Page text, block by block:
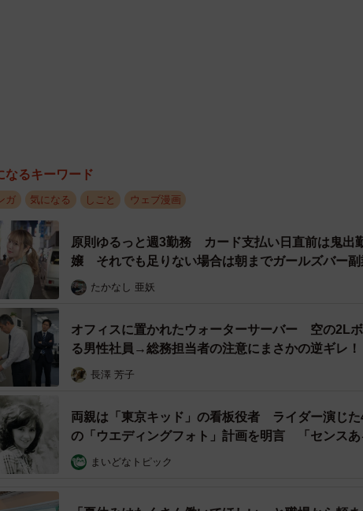
に自己紹介や会話のきっかけとして広く使われるように
みさんは、自己紹介のプロフィール項目といえば誕生日や血液
どのイメージがあったそう。そこにMBTIが当然のように入っ
ンギャップを感じ、その驚きを絵日記漫画にしようと思い立っ
、あさみさん同様に世代間の違いに戸惑いを覚える声も目立ち
ただいたコメントを見ていると、『昔は（性格診断といえば）
たいなものなのかな？』など、MBTIに対して馴染みのない同
いて安心しました」
で、若い世代にとってはMBTIがかなり身近なものになってい
白いと感じたといいます。
の出来事をきっかけに、自分でもMBTI診断を受けることを考
、実際には診断しなかったそうです。
なるキーワード
ガ 気になる しごと ウェブ漫画
原則ゆるっと週3勤務 カード支払い日直前は鬼
嬢 それでも足りない場合は朝までガールズバー副
材】
たかなし 亜妖
オフィスに置かれたウォーターサーバー 空の2L
る男性社員→総務担当者の注意にまさかの逆ギレ！
長澤 芳子
両親は「東京キッド」の看板役者 ライダー演じた
の「ウエディングフォト」計画を明言 「センスあ
まいどなトピック